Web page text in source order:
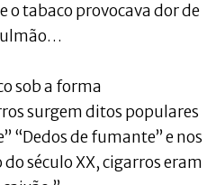
o tabaco provocava dor de
sob a forma
surgem ditos populares
“Dedos de fumante” e nos
século XX, cigarros eram